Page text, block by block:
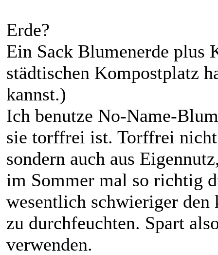
Erde?
Ein Sack Blumenerde plus
städtischen Kompostplatz
kannst.)
Ich benutze No-Name-
sie torffrei ist. Torffrei
sondern auch aus
im Sommer mal so richtig
wesentlich schwieriger
zu durchfeuchten. Spart
verwenden.